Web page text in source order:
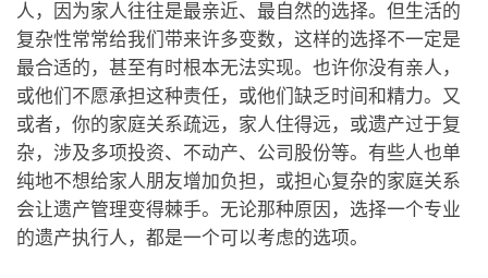
人，因为家人往往是最亲近、最自然的选择。但生活的
复杂性常常给我们带来许多变数，这样的选择不一定是
最合适的，甚至有时根本无法实现。也许你没有亲人，
或他们不愿承担这种责任，或他们缺乏时间和精力。又
或者，你的家庭关系疏远，家人住得远，或遗产过于复
杂，涉及多项投资、不动产、公司股份等。有些人也单
纯地不想给家人朋友增加负担，或担心复杂的家庭关系
会让遗产管理变得棘手。无论那种原因，选择一个专业
的遗产执行人，都是一个可以考虑的选项。